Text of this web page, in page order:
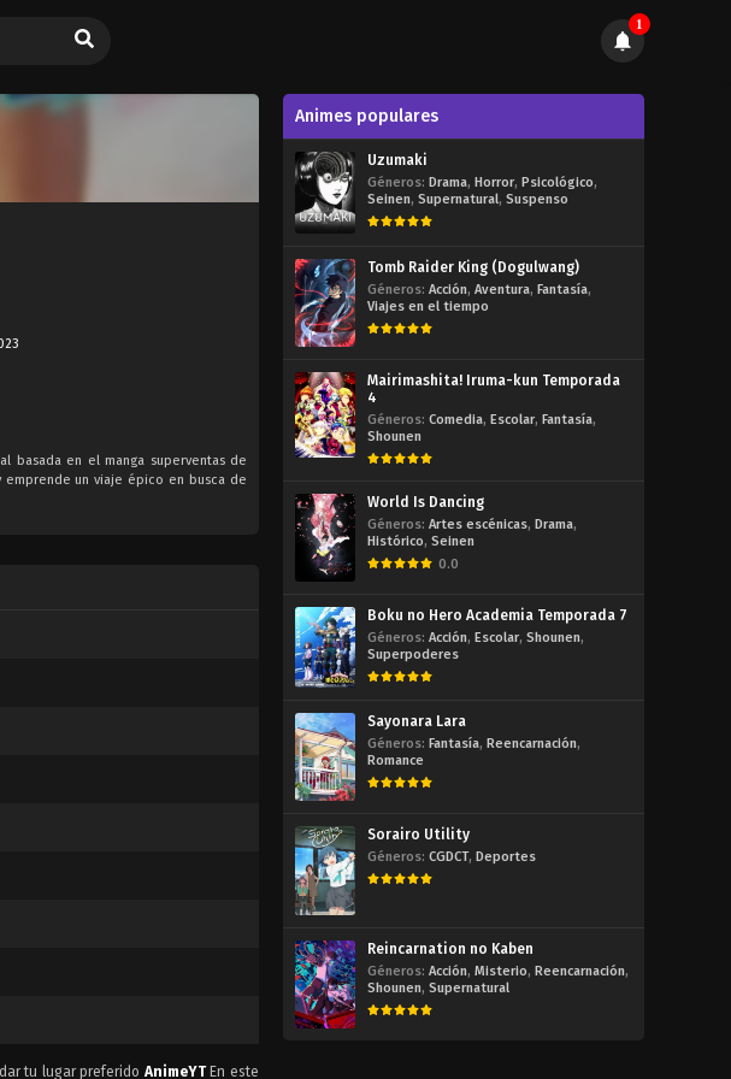
1
basada en el manga superventas de
emprende un viaje épico en busca de
tu lugar preferido AnimeYTEn este
Animes populares
Uzumaki
Géneros: Drama, Horror, Psicológico,
Seinen, Supernatural, Suspenso
Tomb Raider King (Dogulwang)
Géneros: Acción, Aventura, Fantasía,
Viajes en el tiempo
Mairimashita! Iruma-kun Temporada
4
Géneros: Comedia, Escolar, Fantasía,
Shounen
World Is Dancing
Géneros: Artes escénicas, Drama,
Histórico, Seinen
0.0
Boku no Hero Academia Temporada 7
Géneros: Acción, Escolar, Shounen,
Superpoderes
Sayonara Lara
Géneros: Fantasía, Reencarnación,
Romance
Sorairo Utility
Géneros: CGDCT, Deportes
Reincarnation no Kaben
Géneros: Acción, Misterio, Reencarnación,
Shounen, Supernatural